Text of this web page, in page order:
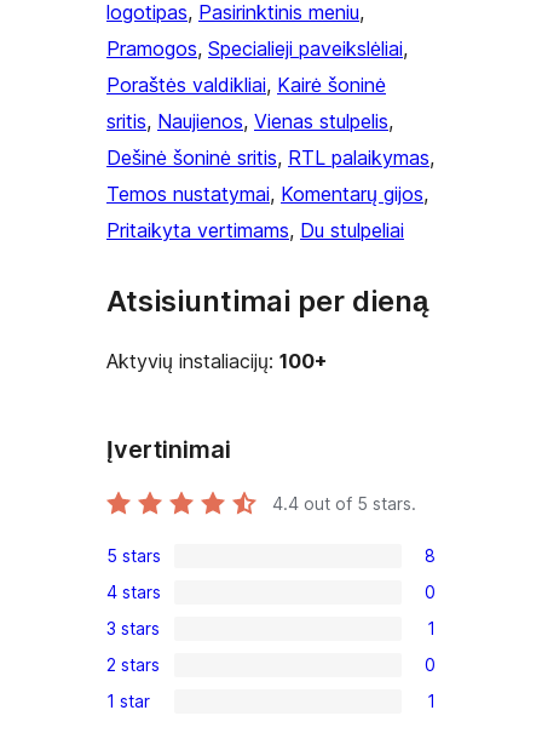
logotipas, Pasirinktinis meniu
Pramogos, Specialieji paveikslėliai
Poraštės valdikliai, Kairė šoninė
sritis, Naujienos, Vienas stulpelis
Dešinė šoninė sritis, RTL palaikymas
Temos nustatymai, Komentarų gijos
Pritaikyta vertimams, Du stulpeliai
Atsisiuntimai per dieną
Aktyvių instaliacijų: 100+
Įvertinimai
4.4 out of 5 stars.
8
5-
star
reviews
5 stars 8
0
4-
star
reviews
4 stars 0
1
3-
star
3 stars 1
0
2-
2 stars 0
1
1 star 1